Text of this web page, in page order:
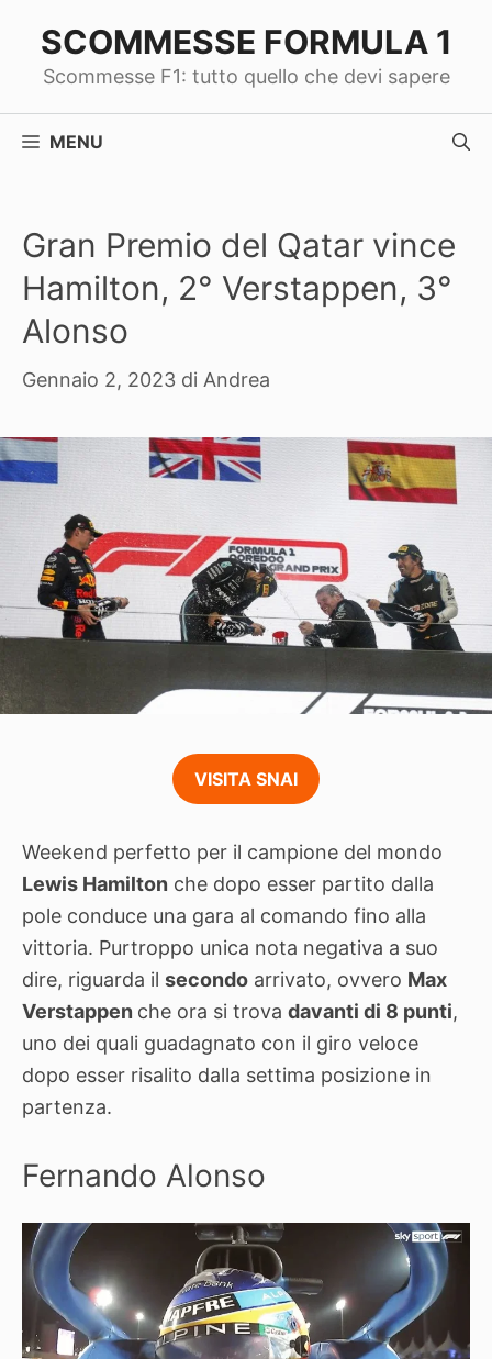
contenuto
SCOMMESSE FORMULA 1
Scommesse F1: tutto quello che devi sapere
MENU
Gran Premio del Qatar vince
Hamilton, 2° Verstappen, 3°
Alonso
Gennaio 2, 2023 di Andrea
VISITA SNAI
Weekend perfetto per il campione del mondo
Lewis Hamilton che dopo esser partito dalla
pole conduce una gara al comando fino alla
vittoria. Purtroppo unica nota negativa a suo
dire, riguarda il secondo arrivato, ovvero Max
Verstappen che ora si trova davanti di 8 punti,
uno dei quali guadagnato con il giro veloce
dopo esser risalito dalla settima posizione in
partenza.
Fernando Alonso